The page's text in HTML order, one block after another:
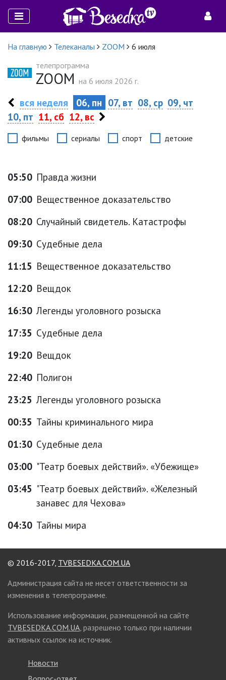
На главную Телеканалы ZOOM
6 июля
телепрограмма
ZOOM на 6 июля 2026 г.
вся неделя 06, пн 07, вт 08, ср 09, чт
10, пт 11, сб 12, вс
фильмы сериалы спорт детские
05:50 Правда жизни
07:00 Вещественное доказательство
08:20 Случайный свидетель. Катастрофы
09:30 Судебные дела
11:15 Вещественное доказательство
12:20 Вещдок
16:30 Легенды уголовного розыска
17:35 Судебные дела
19:20 Вещдок
22:40 Полигон
23:25 Легенды уголовного розыска
00:35 Тайны криминального мира
01:30 Судебные дела
03:00 "Театр боевых действий». «Убежище»
03:45 "Театр боевых действий». «Железный
занавес для Чехова»
04:30 Тайны мира
© 2016-2017, TVBESEDKA.COM.UA
Администрация сайта не несет ответственности за
изменения в телепрограмме.
Использование информации, размещенной на сайте
TVBESEDKA.COM.UA, разрешено только при наличии
активных ссылок на источник.
Новости